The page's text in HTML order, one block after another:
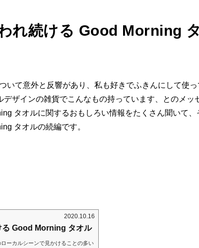
れ続ける Good Morning
いて意外と反響があり、私も好きでふきんにして使っ
ザインの雑貨でこんなもの持っています、とのメッ
タオルに関するおもしろい情報をたくさん聞いて、
タオルの続編です。
2020.10.16
る Good Morning タオル
ーカルシーンで見かけることの多い